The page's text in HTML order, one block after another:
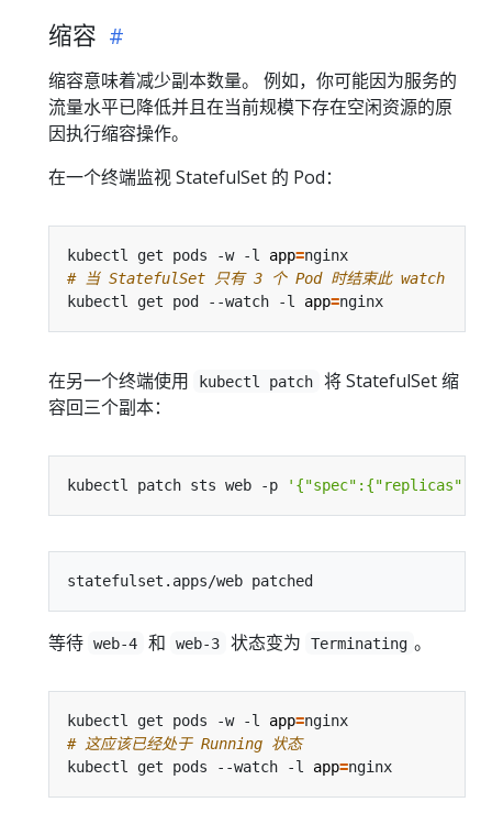
缩容
缩容意味着减少副本数量。 例如，你可能因为服务的
流量水平已降低并且在当前规模下存在空闲资源的原
因执行缩容操作。
在一个终端监视 StatefulSet 的 Pod：
kubectl get pods -w -l app=
# 当 StatefulSet 只有 3 个 Pod 时结束此 watch
kubectl get pod --watch -l app=
在另一个终端使用 kubectl patch
将 StatefulSet 缩
容回三个副本：
kubectl patch sts web -p
等待 web-4 和 web-3 状态变为 Terminating 。
kubectl get pods -w -l app=
# 这应该已经处于 Running 状态
kubectl get pods --watch -l app=